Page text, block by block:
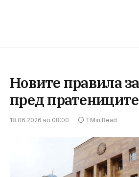
Новите правила
пред пратениците
18.06.2026 во 08:00 1 Min Read